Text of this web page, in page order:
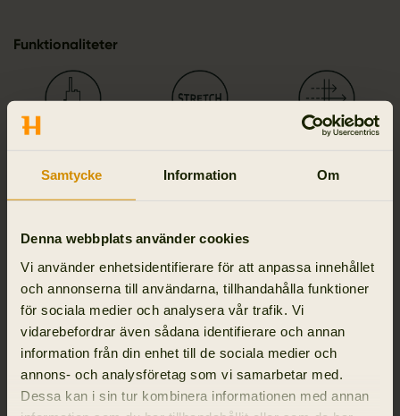
Samtycke Information Om
Denna webbplats använder cookies
Vi använder enhetsidentifierare för att anpassa innehållet
och annonserna till användarna, tillhandahålla funktioner
för sociala medier och analysera vår trafik. Vi
vidarebefordrar även sådana identifierare och annan
information från din enhet till de sociala medier och
annons- och analysföretag som vi samarbetar med.
Dessa kan i sin tur kombinera informationen med annan
Funktionaliteter
Andas
Transporterar fukt Klassisk modell
Detaljer & egenskaper
Aktivitet & klimat